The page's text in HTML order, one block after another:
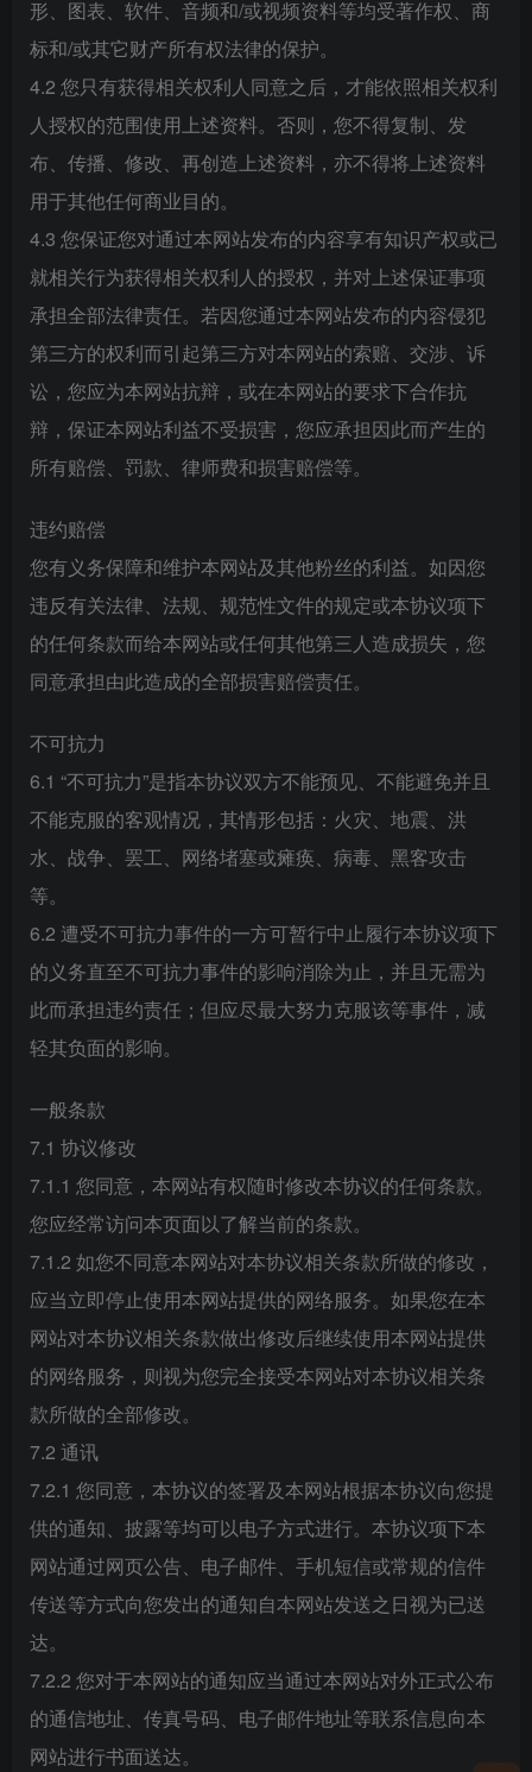
形、图表、软件、音频和/或视频资料等均受著作权、商
标和/或其它财产所有权法律的保护。
4.2 您只有获得相关权利人同意之后，才能依照相关权利
人授权的范围使用上述资料。否则，您不得复制、发
布、传播、修改、再创造上述资料，亦不得将上述资料
用于其他任何商业目的。
4.3 您保证您对通过本网站发布的内容享有知识产权或已
就相关行为获得相关权利人的授权，并对上述保证事项
承担全部法律责任。若因您通过本网站发布的内容侵犯
第三方的权利而引起第三方对本网站的索赔、交涉、诉
讼，您应为本网站抗辩，或在本网站的要求下合作抗
辩，保证本网站利益不受损害，您应承担因此而产生的
所有赔偿、罚款、律师费和损害赔偿等。
违约赔偿
您有义务保障和维护本网站及其他粉丝的利益。如因您
违反有关法律、法规、规范性文件的规定或本协议项下
的任何条款而给本网站或任何其他第三人造成损失，您
同意承担由此造成的全部损害赔偿责任。
不可抗力
6.1 “不可抗力”是指本协议双方不能预见、不能避免并且
不能克服的客观情况，其情形包括：火灾、地震、洪
水、战争、罢工、网络堵塞或瘫痪、病毒、黑客攻击
等。
6.2 遭受不可抗力事件的一方可暂行中止履行本协议项下
的义务直至不可抗力事件的影响消除为止，并且无需为
此而承担违约责任；但应尽最大努力克服该等事件，减
轻其负面的影响。
一般条款
7.1 协议修改
7.1.1 您同意，本网站有权随时修改本协议的任何条款。
您应经常访问本页面以了解当前的条款。
7.1.2 如您不同意本网站对本协议相关条款所做的修改，
应当立即停止使用本网站提供的网络服务。如果您在本
网站对本协议相关条款做出修改后继续使用本网站提供
的网络服务，则视为您完全接受本网站对本协议相关条
款所做的全部修改。
7.2 通讯
7.2.1 您同意，本协议的签署及本网站根据本协议向您提
供的通知、披露等均可以电子方式进行。本协议项下本
网站通过网页公告、电子邮件、手机短信或常规的信件
传送等方式向您发出的通知自本网站发送之日视为已送
达。
7.2.2 您对于本网站的通知应当通过本网站对外正式公布
的通信地址、传真号码、电子邮件地址等联系信息向本
网站进行书面送达。